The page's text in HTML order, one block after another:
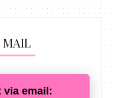
MAIL
via email: